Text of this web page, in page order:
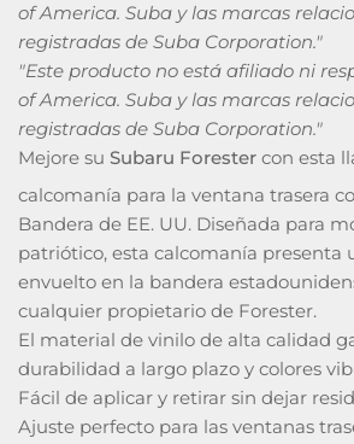
of America. Suba y las marcas
registradas de Suba Corporation."
"Este producto no está afiliado ni
of America. Suba y las marcas
registradas de Suba Corporation."
Mejore su Subaru Forester con esta
calcomanía para la ventana trasera
Bandera de EE. UU. Diseñada para
patriótico, esta calcomanía presenta
envuelto en la bandera
cualquier propietario de Forester.
El material de vinilo de alta calidad
durabilidad a largo plazo y colores
Fácil de aplicar y retirar sin dejar
Ajuste perfecto para las ventanas